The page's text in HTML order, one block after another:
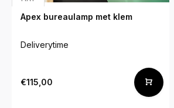
Apex bureaulamp met klem
Deliverytime
€115,00